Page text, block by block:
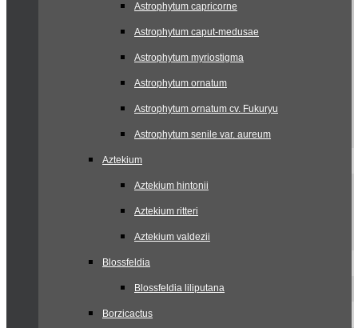
Astrophytum capricorne
Astrophytum caput-medusae
Astrophytum myriostigma
Astrophytum ornatum
Astrophytum ornatum cv. Fukuryu
Astrophytum senile var. aureum
Aztekium
Aztekium hintonii
Aztekium ritteri
Aztekium valdezii
Blossfeldia
Blossfeldia liliputana
Borzicactus